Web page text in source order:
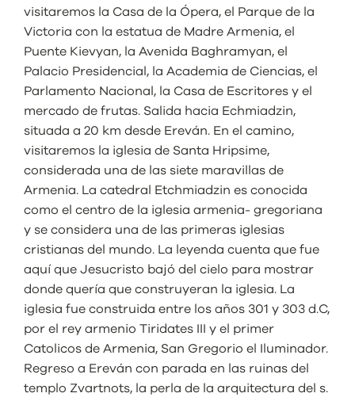
visitaremos la Casa de la Ópera, el Parque de la
Victoria con la estatua de Madre Armenia, el
Puente Kievyan, la Avenida Baghramyan, el
Palacio Presidencial, la Academia de Ciencias, el
Parlamento Nacional, la Casa de Escritores y el
mercado de frutas. Salida hacia Echmiadzin,
situada a 20 km desde Ereván. En el camino,
visitaremos la iglesia de Santa Hripsime,
considerada una de las siete maravillas de
Armenia. La catedral Etchmiadzin es conocida
como el centro de la iglesia armenia- gregoriana
y se considera una de las primeras iglesias
cristianas del mundo. La leyenda cuenta que fue
aquí que Jesucristo bajó del cielo para mostrar
donde quería que construyeran la iglesia. La
iglesia fue construida entre los años 301 y 303 d.C,
por el rey armenio Tiridates III y el primer
Catolicos de Armenia, San Gregorio el Iluminador.
Regreso a Ereván con parada en las ruinas del
templo Zvartnots, la perla de la arquitectura del s.